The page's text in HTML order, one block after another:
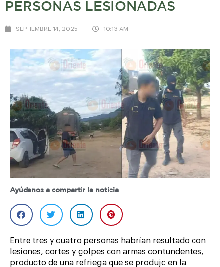
PERSONAS LESIONADAS
SEPTIEMBRE 14, 2025 10:13 AM
Ayúdanos a compartir la noticia
Entre tres y cuatro personas habrían resultado con
lesiones, cortes y golpes con armas contundentes,
producto de una refriega que se produjo en la